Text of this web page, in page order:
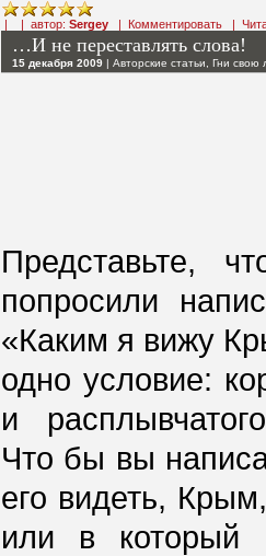
| | автор: Sergey | Комментировать |
…И не переставлять слова!
15 декабря 2009 | Авторские статьи Гни свою
Представьте,
попросили
«Каким я вижу
одно условие:
и
Что бы вы
его видеть,
или в который